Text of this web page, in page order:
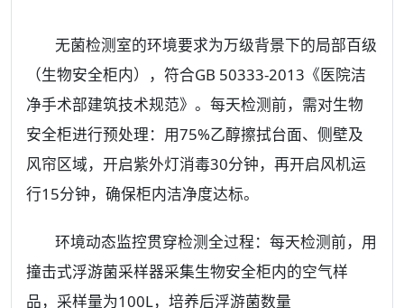
无菌检测室的环境要求为万级背景下的局部百级
（生物安全柜内），符合GB 50333-2013《医院洁
净手术部建筑技术规范》。每天检测前，需对生物
安全柜进行预处理：用75%乙醇擦拭台面、侧壁及
风帘区域，开启紫外灯消毒30分钟，再开启风机运
行15分钟，确保柜内洁净度达标。
环境动态监控贯穿检测全过程：每天检测前，用
撞击式浮游菌采样器采集生物安全柜内的空气样
品，采样量为100L，培养后浮游菌数量